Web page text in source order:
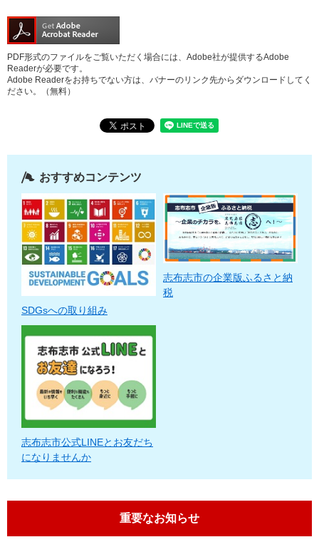
PDF形式のファイルをご覧いただく場合には、Adobe社が提供するAdobe
Readerが必要です。
Adobe Readerをお持ちでない方は、バナーのリンク先からダウンロードしてく
ださい。（無料）
おすすめコンテンツ
SDGsへの取り組み
志布志市の企業版ふるさと納
税
志布志市公式LINEとお友だち
になりませんか
重要なお知らせ